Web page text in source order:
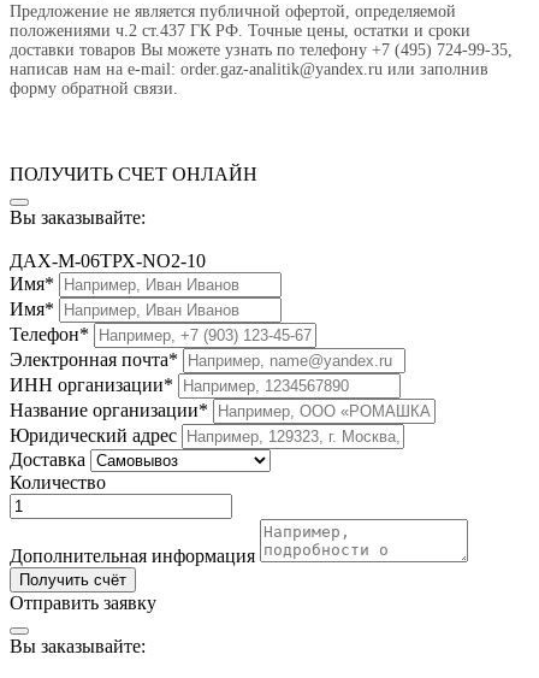
Предложение не является публичной офертой, определяемой
положениями ч.2 ст.437 ГК РФ. Точные цены, остатки и сроки
доставки товаров Вы можете узнать по телефону +7 (495) 724-99-35,
написав нам на e-mail: order.gaz-analitik@yandex.ru или заполнив
форму обратной связи.
ПОЛУЧИТЬ СЧЕТ ОНЛАЙН
Вы заказывайте:
ДАХ-М-06ТРХ-NO2-10
Имя*
Имя*
Телефон*
Электронная почта*
ИНН организации*
Название организации*
Юридический адрес
Доставка
Количество
Дополнительная информация
Получить счёт
Отправить заявку
Вы заказывайте: